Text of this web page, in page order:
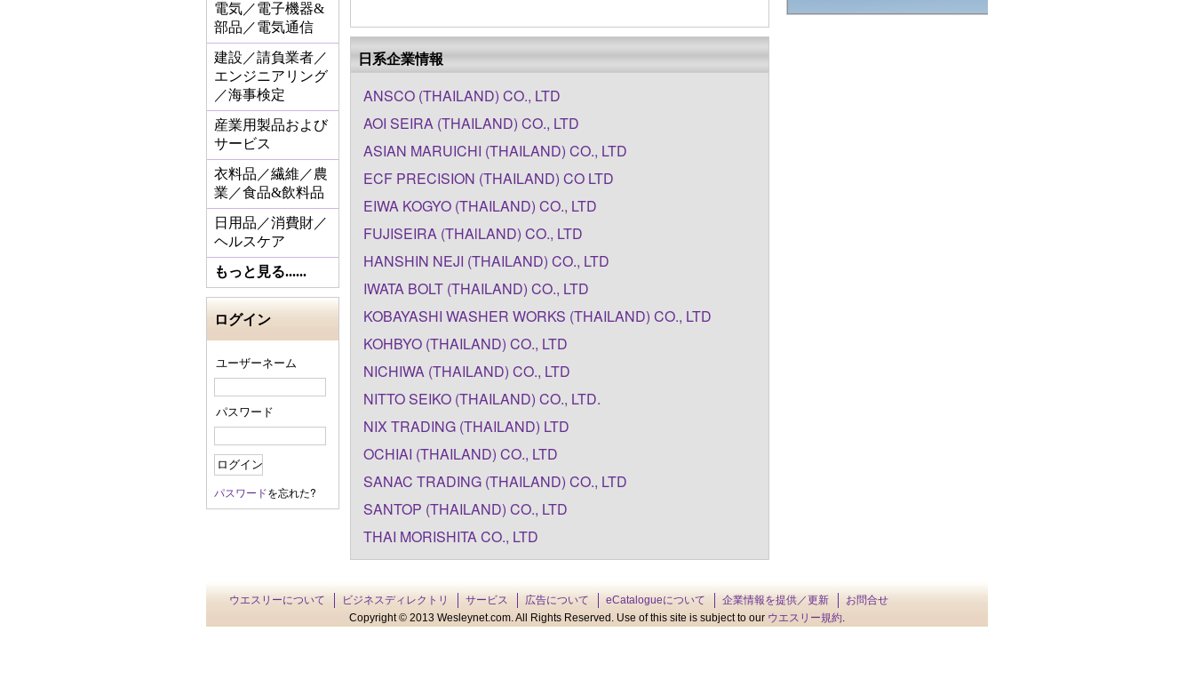
電気／電子機器&
部品／電気通信
建設／請負業者／
エンジニアリング
／海事検定
産業用製品および
サービス
衣料品／繊維／農
業／食品&飲料品
日用品／消費財／
ヘルスケア
もっと見る......
ログイン
ユーザーネーム
パスワード
パスワードを忘れた?
日系企業情報
ANSCO (THAILAND) CO., LTD
AOI SEIRA (THAILAND) CO., LTD
ASIAN MARUICHI (THAILAND) CO., LTD
ECF PRECISION (THAILAND) CO LTD
EIWA KOGYO (THAILAND) CO., LTD
FUJISEIRA (THAlLAND) CO., LTD
HANSHIN NEJI (THAILAND) CO., LTD
IWATA BOLT (THAILAND) CO., LTD
KOBAYASHI WASHER WORKS (THAILAND) CO., LTD
KOHBYO (THAILAND) CO., LTD
NICHIWA (THAILAND) CO., LTD
NITTO SEIKO (THAILAND) CO., LTD.
NIX TRADING (THAILAND) LTD
OCHIAI (THAILAND) CO., LTD
SANAC TRADING (THAILAND) CO., LTD
SANTOP (THAILAND) CO., LTD
THAI MORISHITA CO., LTD
ウエスリーについて ビジネスディレクトリ サービス 広告について eCatalogueについて 企業情報を提供／更新
お問合せ
Copyright © 2013 Wesleynet.com. All Rights Reserved. Use of this site is subject to our ウエスリー規約.